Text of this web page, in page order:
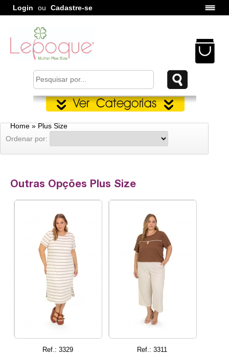
Login ou Cadastre-se
Home» Plus Size
Ordenar por:
Outras Opções Plus Size
Ref.: 3329
Ref.: 3311